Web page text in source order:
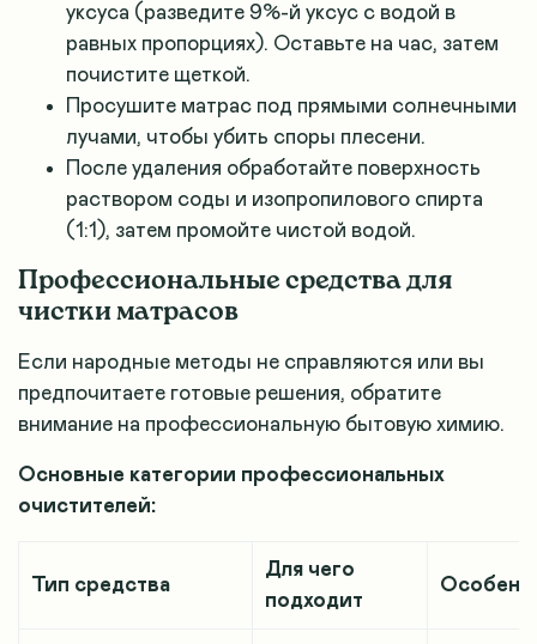
уксуса (разведите 9%-й уксус с водой в
равных пропорциях). Оставьте на час, затем
почистите щеткой.
Просушите матрас под прямыми солнечными
лучами, чтобы убить споры плесени.
После удаления обработайте поверхность
раствором соды и изопропилового спирта
(1:1), затем промойте чистой водой.
Профессиональные средства для
чистки матрасов
Если народные методы не справляются или вы
предпочитаете готовые решения, обратите
внимание на профессиональную бытовую химию.
Основные категории профессиональных
очистителей:
Тип средства
Для чего
подходит